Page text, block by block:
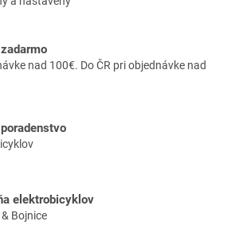
nad 100€. Do ČR pri objednávke nad
elektrobicyklov
Bojnice